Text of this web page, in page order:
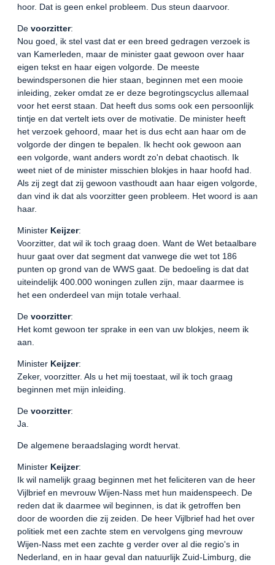
hoor. Dat is geen enkel probleem. Dus steun daarvoor.
De voorzitter:
Nou goed, ik stel vast dat er een breed gedragen verzoek is
van Kamerleden, maar de minister gaat gewoon over haar
eigen tekst en haar eigen volgorde. De meeste
bewindspersonen die hier staan, beginnen met een mooie
inleiding, zeker omdat ze er deze begrotingscyclus allemaal
voor het eerst staan. Dat heeft dus soms ook een persoonlijk
tintje en dat vertelt iets over de motivatie. De minister heeft
het verzoek gehoord, maar het is dus echt aan haar om de
volgorde der dingen te bepalen. Ik hecht ook gewoon aan
een volgorde, want anders wordt zo'n debat chaotisch. Ik
weet niet of de minister misschien blokjes in haar hoofd had.
Als zij zegt dat zij gewoon vasthoudt aan haar eigen volgorde,
dan vind ik dat als voorzitter geen probleem. Het woord is aan
haar.
Minister Keijzer:
Voorzitter, dat wil ik toch graag doen. Want de Wet betaalbare
huur gaat over dat segment dat vanwege die wet tot 186
punten op grond van de WWS gaat. De bedoeling is dat dat
uiteindelijk 400.000 woningen zullen zijn, maar daarmee is
het een onderdeel van mijn totale verhaal.
De voorzitter:
Het komt gewoon ter sprake in een van uw blokjes, neem ik
aan.
Minister Keijzer:
Zeker, voorzitter. Als u het mij toestaat, wil ik toch graag
beginnen met mijn inleiding.
De voorzitter:
Ja.
De algemene beraadslaging wordt hervat.
Minister Keijzer:
Ik wil namelijk graag beginnen met het feliciteren van de heer
Vijlbrief en mevrouw Wijen-Nass met hun maidenspeech. De
reden dat ik daarmee wil beginnen, is dat ik getroffen ben
door de woorden die zij zeiden. De heer Vijlbrief had het over
politiek met een zachte stem en vervolgens ging mevrouw
Wijen-Nass met een zachte g verder over al die regio's in
Nederland, en in haar geval dan natuurlijk Zuid-Limburg, die